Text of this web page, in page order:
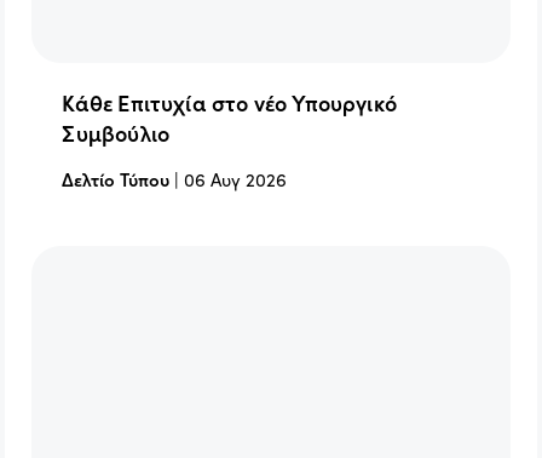
Κάθε Επιτυχία στο νέο Υπουργικό
Συμβούλιο
Δελτίο Τύπου |06 Αυγ 2026